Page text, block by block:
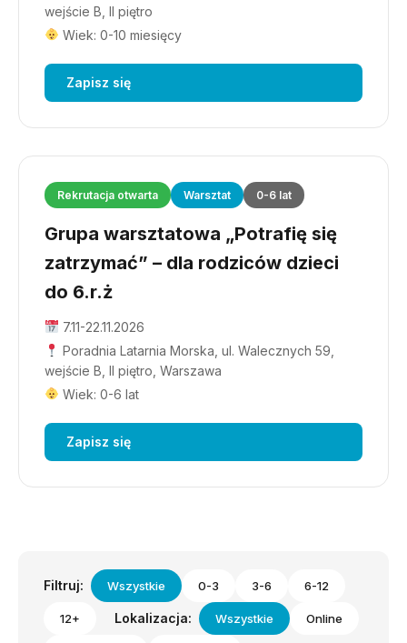
wejście B, II piętro
Wiek: 0-10 miesięcy
Zapisz się
Rekrutacja otwarta Warsztat 0-6 lat
Grupa warsztatowa „Potrafię się
zatrzymać” – dla rodziców dzieci
do 6.r.ż
7.11-22.11.2026
Poradnia Latarnia Morska, ul. Walecznych 59,
wejście B, II piętro, Warszawa
Wiek: 0-6 lat
Zapisz się
Filtruj: Wszystkie 0-3 3-6 6-12
12+ Lokalizacja: Wszystkie Online